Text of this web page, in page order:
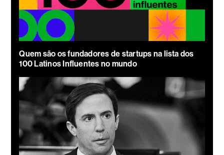
Quem são os fundadores de startups na lista dos
100 Latinos Influentes no mundo